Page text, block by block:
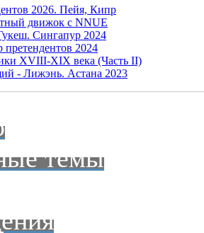
2026. Пейя, Кипр
движок с NNUE
Сингапур 2024
2024
XVIII-XIX века (Часть II)
- Лижэнь. Астана 2023
темы